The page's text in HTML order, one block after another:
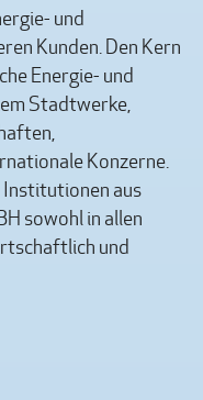
und
Kunden. Den Kern
Energie- und
Stadtwerke,
Konzerne.
Institutionen aus
sowohl in allen
und